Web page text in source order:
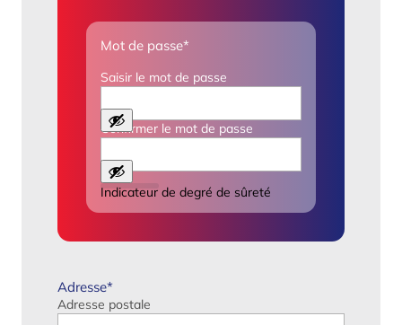
Mot de passe*
Saisir le mot de passe
Confirmer le mot de passe
Indicateur de degré de sûreté
Adresse*
Adresse postale